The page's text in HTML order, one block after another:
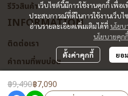
฿9,490฿7,090
เว็บไซต์นี้มีการใช้งานคุกกี้ เพื่
ประสบการณ์ที่ดีในการใช้งานเว็บ
อ่านรายละเอียดเพิ่มเติมได้ที่ นโยบ
นโยบายคุกกี้
ตั้งค่าคุกกี้ ยอ
รีวิวสินค้า
INFORMATION
ติดต่อเรา
คำถามที่พบบ่อย